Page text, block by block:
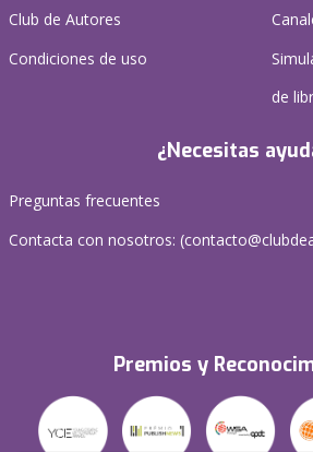
Club de Autores
Condiciones de uso
de
¿Necesitas
Preguntas frecuentes
Contacta con nosotros: (
Premios y